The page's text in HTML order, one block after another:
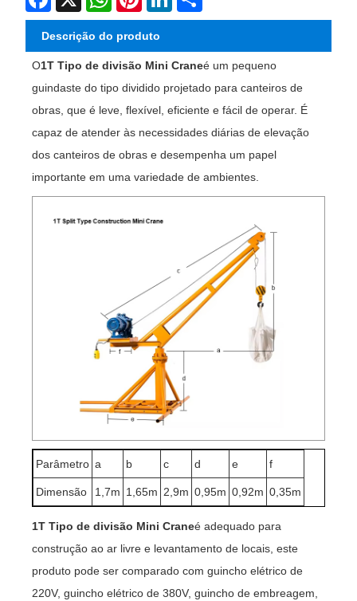
Descrição do produto
O1T Tipo de divisão Mini Craneé um pequeno
guindaste do tipo dividido projetado para canteiros de
obras, que é leve, flexível, eficiente e fácil de operar. É
capaz de atender às necessidades diárias de elevação
dos canteiros de obras e desempenha um papel
importante em uma variedade de ambientes.
Parâmetro a b c d e f
Dimensão 1,7m 1,65m 2,9m 0,95m 0,92m 0,35m
1T Tipo de divisão Mini Craneé adequado para
construção ao ar livre e levantamento de locais, este
produto pode ser comparado com guincho elétrico de
220V, guincho elétrico de 380V, guincho de embreagem,